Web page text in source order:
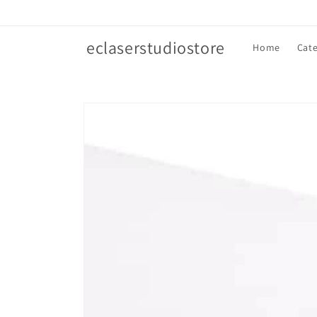
eclaserstudiostore Home